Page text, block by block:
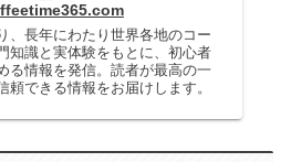
、長年にわたり世界各地のコー
知識と実体験をもとに、初心者
る情報を発信。読者が最高の一
頼できる情報をお届けします。